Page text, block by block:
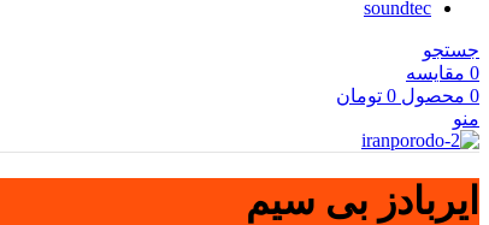
soundtec
جستجو
0 مقایسه
0 محصول 0 تومان
منو
ایربادز بی سیم